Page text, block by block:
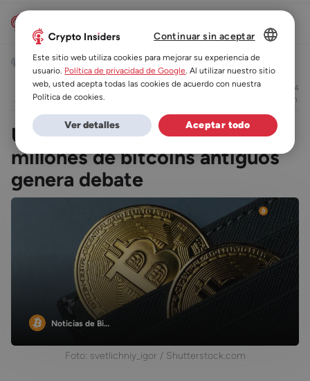
Noticias Noticias de Bitcoin
Virginia Fedele
06/07/2026 20:44
leer en 3 min.
Un plan para congelar 1,1
millones de bitcoins antiguos
genera debate
Noticias de Bi…
Foto: svetlichniy_igor / Shutterstock.com
DUTCH
FR
Continuar sin aceptar
Este sitio web utiliza cookies para mejorar su experiencia de
usuario. Política de privacidad de Google. Al utilizar nuestro sitio
web, usted acepta todas las cookies de acuerdo con nuestra
Política de cookies.
Aceptar todo
Ver detalles